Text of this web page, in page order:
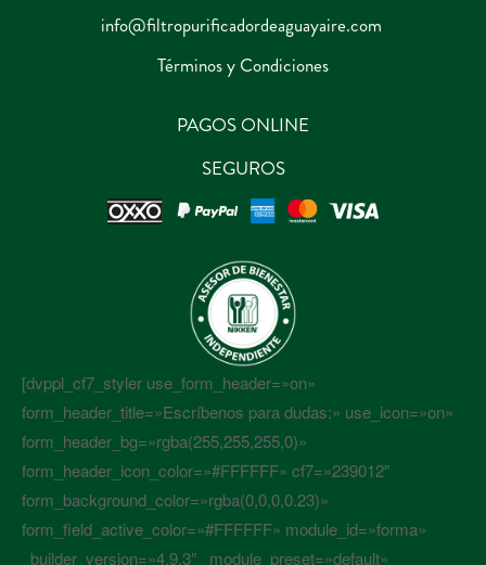
info@filtropurificadordeaguayaire.com
Términos y Condiciones
PAGOS ONLINE
SEGUROS
[dvppl_cf7_styler use_form_header=»on»
form_header_title=»Escríbenos para dudas:» use_icon=»on»
form_header_bg=»rgba(255,255,255,0)»
form_header_icon_color=»#FFFFFF» cf7=»239012″
form_background_color=»rgba(0,0,0,0.23)»
form_field_active_color=»#FFFFFF» module_id=»forma»
_builder_version=»4.9.3″ _module_preset=»default»